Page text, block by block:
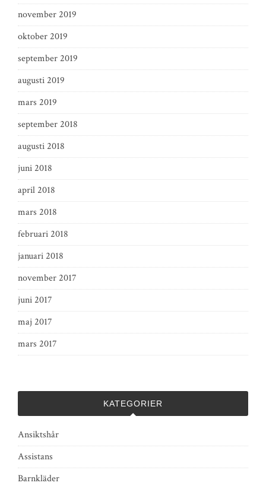
november 2019
oktober 2019
september 2019
augusti 2019
mars 2019
september 2018
augusti 2018
juni 2018
april 2018
mars 2018
februari 2018
januari 2018
november 2017
juni 2017
maj 2017
mars 2017
KATEGORIER
Ansiktshår
Assistans
Barnkläder